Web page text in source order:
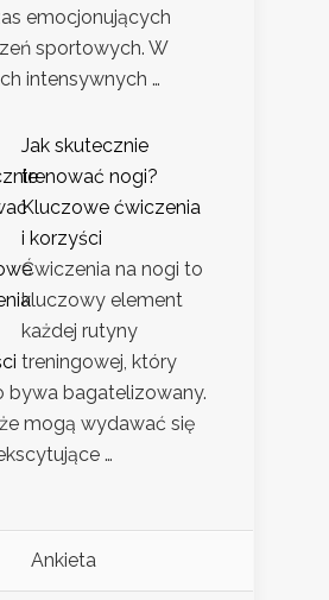
emocjonujących
sportowych. W
intensywnych …
Jak skutecznie
trenować nogi?
Kluczowe ćwiczenia
i korzyści
Ćwiczenia na nogi to
kluczowy element
każdej rutyny
treningowej, który
bywa bagatelizowany.
mogą wydawać się
…
Ankieta